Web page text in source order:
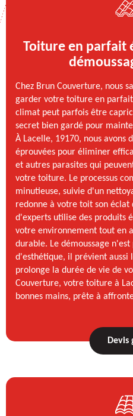
Toiture en parfait
Chez Brun Couverture, nous
garder votre toiture en
climat peut parfois être
secret bien gardé pour
À Lacelle, 19170, nous avons
éprouvées pour éliminer
et autres parasites qui
votre toiture. Le processus
minutieuse, suivie d'un
redonne à votre toit son
d'experts utilise des produits
votre environnement tout en
durable. Le démoussage
d'esthétique, il prévient aussi
prolonge la durée de vie de
Couverture, votre toiture à
bonnes mains, prête à